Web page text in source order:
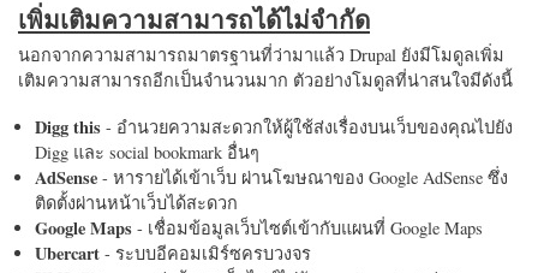
เพิ่มเติมความสามารถได้ไม่จำกัด
นอกจากความสามารถมาตรฐานที่ว่ามาแล้ว Drupal ยังมีโมดูลเพิ่ม
เติมความสามารถอีกเป็นจำนวนมาก ตัวอย่างโมดูลที่น่าสนใจมีดังนี้
Digg this - อำนวยความสะดวกให้ผู้ใช้ส่งเรื่องบนเว็บของคุณไปยัง
Digg และ social bookmark อื่นๆ
AdSense - หารายได้เข้าเว็บ ผ่านโฆษณาของ Google AdSense ซึ่ง
ติดตั้งผ่านหน้าเว็บได้สะดวก
Google Maps - เชื่อมข้อมูลเว็บไซต์เข้ากับแผนที่ Google Maps
Ubercart - ระบบอีคอมเมิร์ซครบวงจร